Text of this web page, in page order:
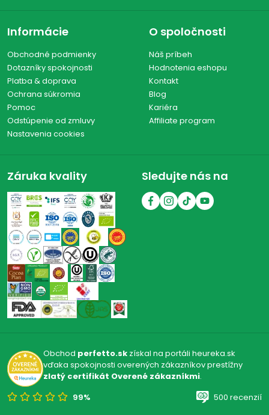
Informácie
Obchodné podmienky
Dotazníky spokojnosti
Platba & doprava
Ochrana súkromia
Pomoc
Odstúpenie od zmluvy
Nastavenia cookies
O spoločnosti
Náš príbeh
Hodnotenia eshopu
Kontakt
Blog
Kariéra
Affiliate program
Záruka kvality Sledujte nás na
Obchod perfetto.skzískal na portáli heureka.sk
vďaka spokojnosti overených zákazníkov prestížny
zlatý certifikát Overené zákazníkmi.
99%
500 recenzií